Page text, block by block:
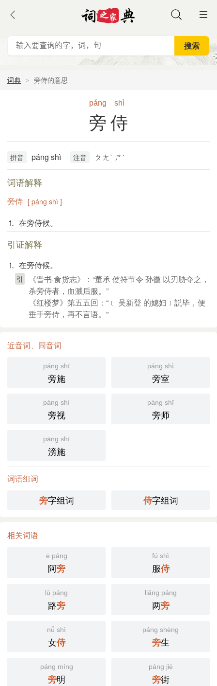
词典 旁侍的意思
páng shì
旁侍
拼音 páng shì 注音 ㄆㄤˊ ㄕˋ
词语解释
旁侍 [ páng shì ]
⒈ 在旁侍候。
引证解释
⒈ 在旁侍候。
引
《晋书·食货志》：“董承 使符节令 孙徽 以刃胁夺之，
杀旁侍者，血溅后服。”
《红楼梦》第五五回：“﹝ 吴新登 的媳妇﹞説毕，便
垂手旁侍，再不言语。”
近音词、同音词
páng shī
旁施
páng shì
旁室
páng shì
旁视
páng shī
旁师
pāng shī
滂施
词语组词
旁字组词 侍字组词
相关词语
ē páng
阿旁
fú shì
服侍
lù páng
路旁
liǎng páng
两旁
nǚ shì
女侍
páng shēng
旁生
páng míng
旁明
páng jiē
旁街